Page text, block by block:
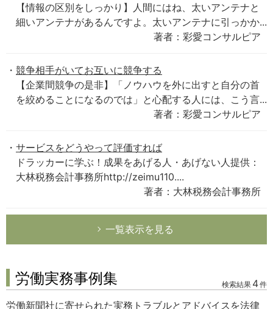
【情報の区別をしっかり】人間にはね、太いアンテナと
細いアンテナがあるんですよ。太いアンテナに引っかか...
著者：彩愛コンサルピア
競争相手がいてお互いに競争する
【企業間競争の是非】「ノウハウを外に出すと自分の首
を絞めることになるのでは」と心配する人には、こう言...
著者：彩愛コンサルピア
サービスをどうやって評価すれば
ドラッカーに学ぶ！成果をあげる人・あげない人提供：
大林税務会計事務所http://zeimu110....
著者：大林税務会計事務所
一覧表示を見る
労働実務事例集 検索結果 4件
労働新聞社に寄せられた実務トラブルとアドバイスを法律